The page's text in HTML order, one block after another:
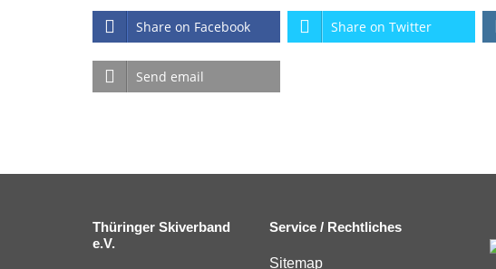
Share on Facebook Share on Twitter
Send email
Thüringer Skiverband
e.V.
Service / Rechtliches
Sitemap